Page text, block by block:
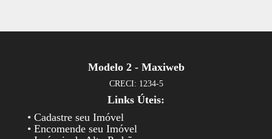
Modelo 2 - Maxiweb
CRECI: 1234-5
Links Úteis:
• Cadastre seu Imóvel
• Encomende seu Imóvel